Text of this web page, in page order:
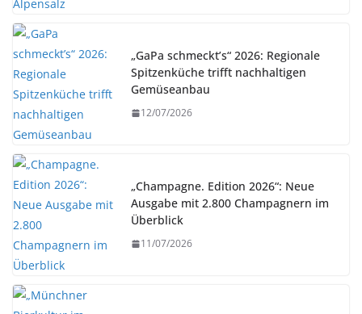
„GaPa schmeckt’s“ 2026: Regionale
Spitzenküche trifft nachhaltigen
Gemüseanbau
12/07/2026
„Champagne. Edition 2026“: Neue
Ausgabe mit 2.800 Champagnern im
Überblick
11/07/2026